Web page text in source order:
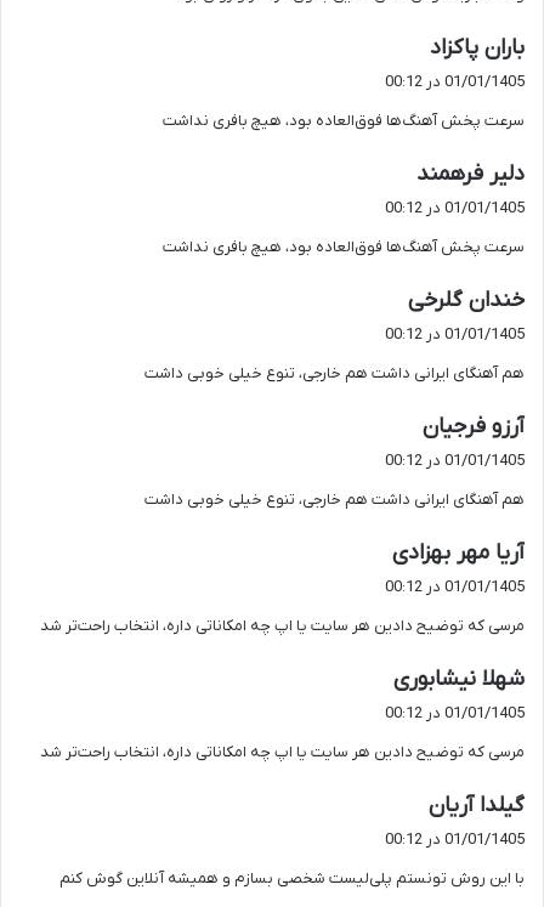
باران پاکزاد
:
01/01/1405 در 00:12
سرعت پخش آهنگ‌ها فوق‌العاده بود، هیچ بافری نداشت
دلیر فرهمند
ف
:
01/01/1405 در 00:12
سرعت پخش آهنگ‌ها فوق‌العاده بود، هیچ بافری نداشت
خندان گلرخی
ف
:
01/01/1405 در 00:12
هم آهنگای ایرانی داشت هم خارجی، تنوع خیلی خوبی داشت
آرزو فرجیان
ف
:
01/01/1405 در 00:12
هم آهنگای ایرانی داشت هم خارجی، تنوع خیلی خوبی داشت
آریا مهر بهزادی
ف
:
01/01/1405 در 00:12
مرسی که توضیح دادین هر سایت یا اپ چه امکاناتی داره، انتخاب راحت‌تر شد
شهلا نیشابوری
ف
:
01/01/1405 در 00:12
مرسی که توضیح دادین هر سایت یا اپ چه امکاناتی داره، انتخاب راحت‌تر شد
گیلدا آریان
ف
:
01/01/1405 در 00:12
با این روش تونستم پلی‌لیست شخصی بسازم و همیشه آنلاین گوش کنم